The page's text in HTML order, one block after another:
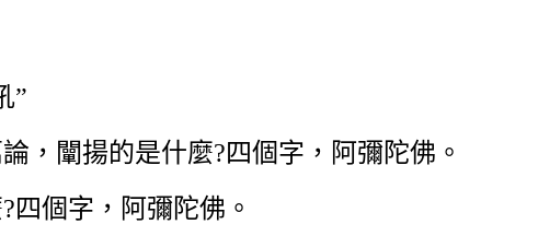
”
闡揚的是什麼?四個字，阿彌陀佛。
個字，阿彌陀佛。